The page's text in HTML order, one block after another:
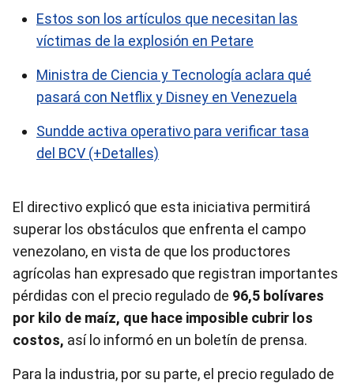
Estos son los artículos que necesitan las
víctimas de la explosión en Petare
Ministra de Ciencia y Tecnología aclara qué
pasará con Netflix y Disney en Venezuela
Sundde activa operativo para verificar tasa
del BCV (+Detalles)
El directivo explicó que esta iniciativa permitirá
superar los obstáculos que enfrenta el campo
venezolano, en vista de que los productores
agrícolas han expresado que registran importantes
pérdidas con el precio regulado de 96,5 bolívares
por kilo de maíz, que hace imposible cubrir los
costos, así lo informó en un boletín de prensa.
Para la industria, por su parte, el precio regulado de